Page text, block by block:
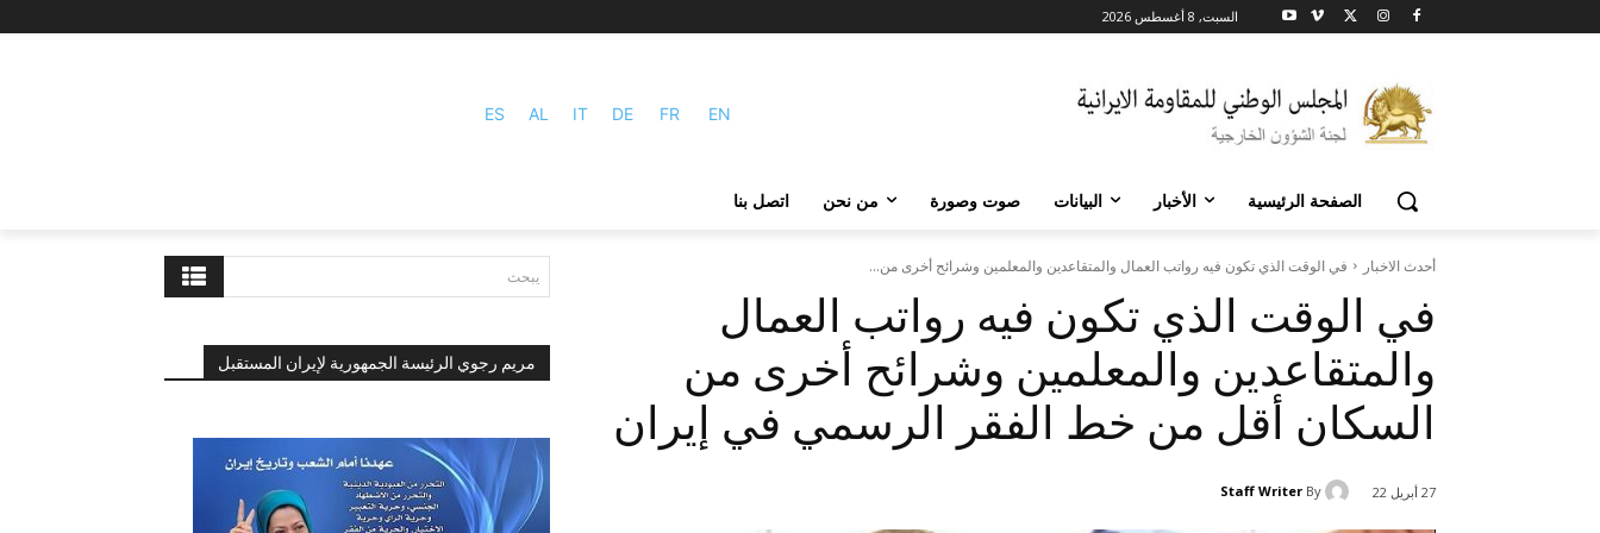
السبت, 8 أغسطس 2026
ES AL IT DE FR EN
الصفحة الرئيسية الأخبار البيانات صوت وصورة من نحن اتصل بنا
يبحث
مريم رجوي الرئيسة الجمهورية لإيران المستقبل
أحدث الاخبار في الوقت الذي تكون فيه رواتب العمال والمتقاعدين والمعلمين وشرائح أخرى من...
في الوقت الذي تكون فيه رواتب العمال
والمتقاعدين والمعلمين وشرائح أخرى من
السكان أقل من خط الفقر الرسمي في إيران
27 أبريل 22 By
Staff Writer